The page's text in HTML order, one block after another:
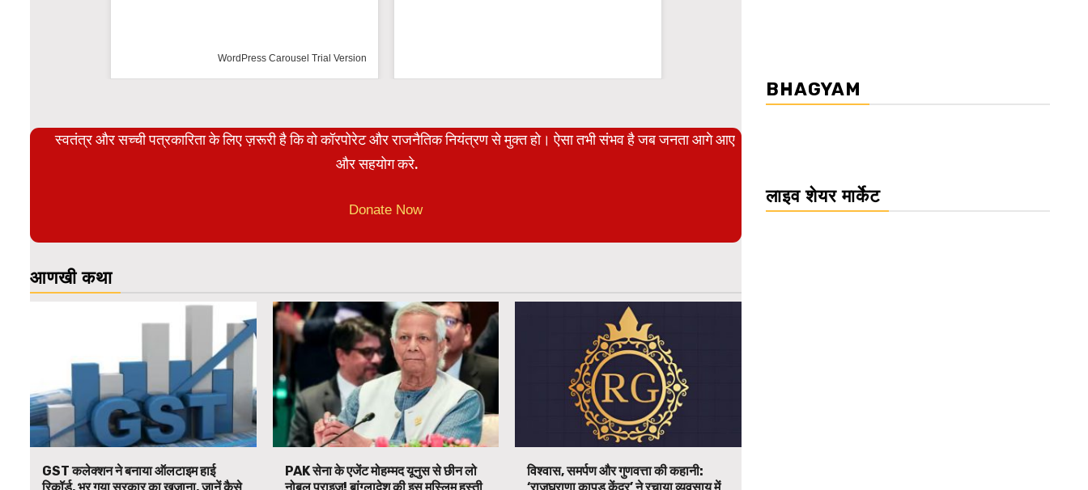
WordPress Carousel Trial Version
स्वतंत्र और सच्ची पत्रकारिता के लिए ज़रूरी है कि वो कॉरपोरेट और राजनैतिक नियंत्रण से मुक्त हो। ऐसा तभी संभव है जब जनता आगे आए
और सहयोग करे.
Donate Now
आणखी कथा
GST कलेक्शन ने बनाया ऑलटाइम हाई
रिकॉर्ड, भर गया सरकार का खजाना, जानें कैसे
PAK सेना के एजेंट मोहम्मद यूनुस से छीन लो
नोबल प्राइज! बांग्लादेश की इस मुस्लिम हस्ती
विश्वास, समर्पण और गुणवत्ता की कहानी:
‘राजघराणा कापड केंद्र’ ने रचाया व्यवसाय में
BHAGYAM
लाइव शेयर मार्केट